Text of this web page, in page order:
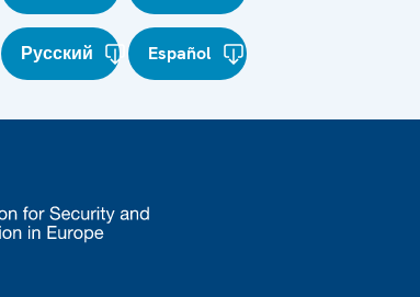
Русский Español